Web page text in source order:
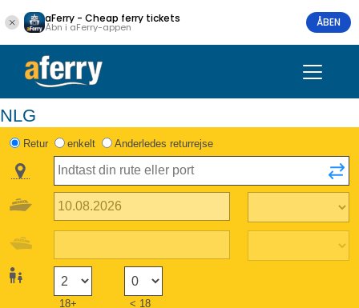
aFerry - Cheap ferry tickets
Åbn i aFerry-appen ÅBEN
NLG
Retur enkelt Anderledes returrejse
18+ < 18